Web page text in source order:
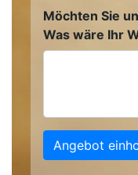
Möchten Sie
Was wäre Ihr
Angebot